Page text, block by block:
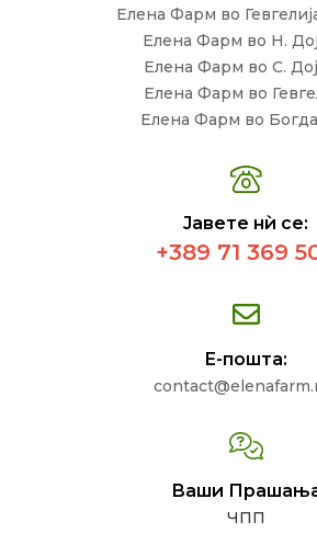
Елена Фарм во
Елена Фарм во Н.
Елена Фарм во С.
Елена Фарм во
Елена Фарм во
Јавете нѝ се:
+389 71 369
Е-пошта:
Ваши
ЧПП